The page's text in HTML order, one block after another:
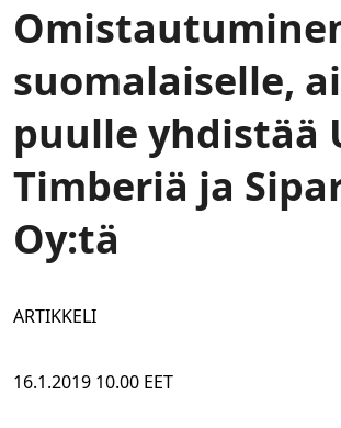
suomalaiselle,
puulle yhdistää
Timberiä ja
Oy:tä
ARTIKKELI
16.1.2019 10.00 EET